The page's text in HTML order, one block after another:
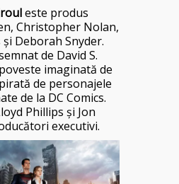
este produs
Christopher Nolan,
Deborah Snyder.
de David S.
imaginată de
de personajele
de la DC Comics.
Phillips şi Jon
executivi.